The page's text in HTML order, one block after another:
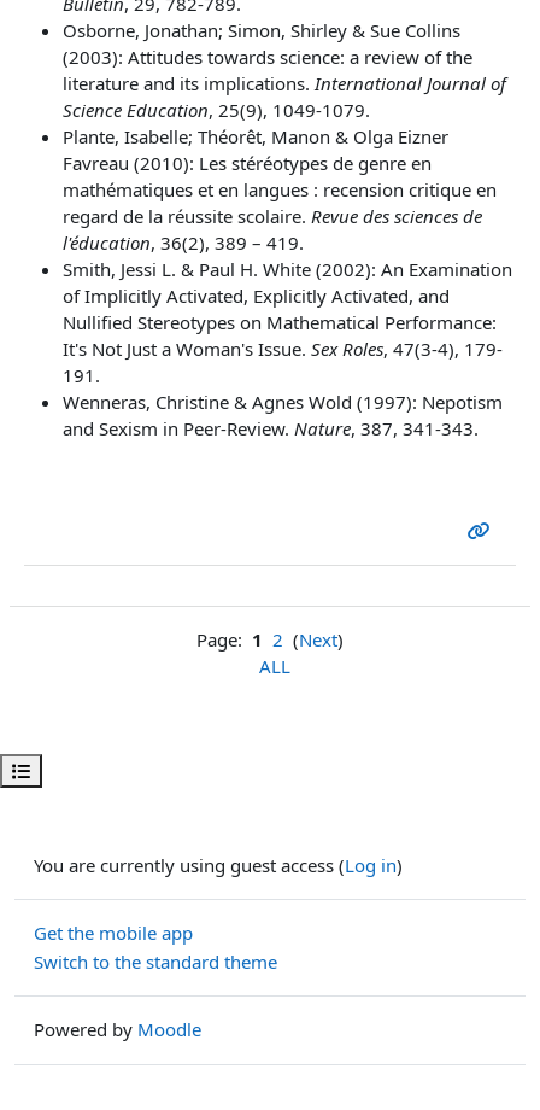
Open course index
Osborne, Jonathan; Simon, Shirley & Sue Collins
(2003): Attitudes towards science: a review of the
literature and its implications.International Journal of
Science Education, 25(9), 1049-1079.
Plante, Isabelle; Théorêt, Manon & Olga Eizner
Favreau (2010): Les stéréotypes de genre en
mathématiques et en langues : recension critique en
regard de la réussite scolaire. Revue des sciences de
l'éducation, 36(2), 389 – 419.
Smith, Jessi L. & Paul H. White (2002): An Examination
of Implicitly Activated, Explicitly Activated, and
Nullified Stereotypes on Mathematical Performance:
It's Not Just a Woman's Issue. Sex Roles, 47(3-4), 179-
191.
Wenneras, Christine & Agnes Wold (1997): Nepotism
and Sexism in Peer-Review. Nature, 387, 341-343.
Page: 1 2 (Next)
ALL
You are currently using guest access (Log in)
Get the mobile app
Switch to the standard theme
Powered by Moodle